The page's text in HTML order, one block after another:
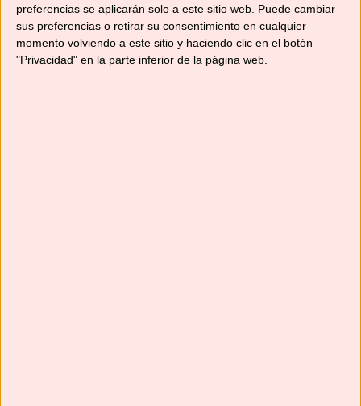
preferencias se aplicarán solo a este sitio web. Puede cambiar
sus preferencias o retirar su consentimiento en cualquier
momento volviendo a este sitio y haciendo clic en el botón
"Privacidad" en la parte inferior de la página web.